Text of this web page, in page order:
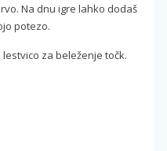
Na dnu igre lahko dodaš
potezo.
lestvico za beleženje točk.